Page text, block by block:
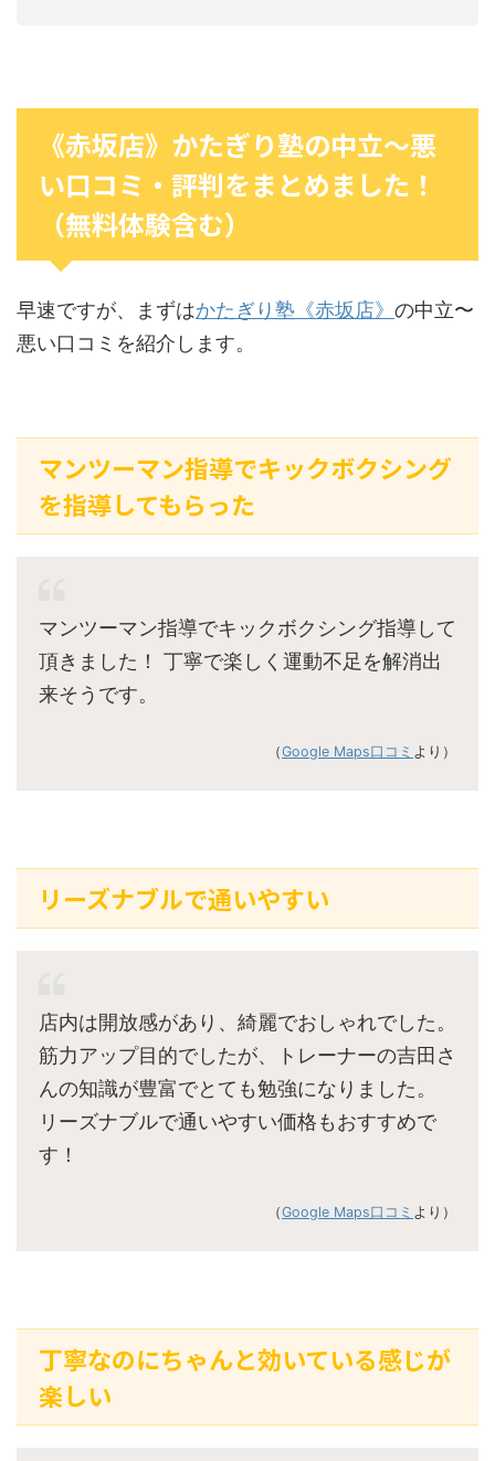
《赤坂店》かたぎり塾の中立〜悪
い口コミ・評判をまとめました！
（無料体験含む）
早速ですが、まずはかたぎり塾《赤坂店》 の中立〜
悪い口コミを紹介します。
マンツーマン指導でキックボクシング
を指導してもらった
マンツーマン指導でキックボクシング指導して
頂きました！ 丁寧で楽しく運動不足を解消出
来そうです。
（Google Maps口コミ より）
リーズナブルで通いやすい
店内は開放感があり、綺麗でおしゃれでした。
筋力アップ目的でしたが、トレーナーの吉田さ
んの知識が豊富でとても勉強になりました。
リーズナブルで通いやすい価格もおすすめで
す！
（Google Maps口コミ より）
丁寧なのにちゃんと効いている感じが
楽しい